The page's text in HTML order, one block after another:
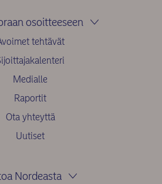
osoitteeseen
tehtävät
Medialle
Raportit
Ota yhteyttä
Uutiset
Nordeasta